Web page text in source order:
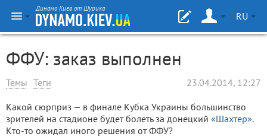
Динамо Киев от Шурика
RU
ФФУ: заказ выполнен
Темы Теги 23.04.2014, 12:27
Какой сюрприз — в финале Кубка Украины большинство
зрителей на стадионе будет болеть за донецкий «Шахтер».
Кто-то ожидал иного решения от ФФУ?